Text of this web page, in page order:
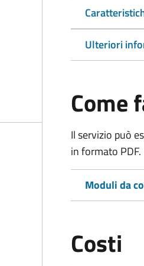
Ulteriori
Come
Il servizio può
in formato PDF.
Moduli da
Costi